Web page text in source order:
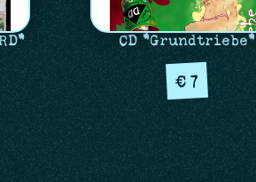
CD "Grundtriebe"
€ 7